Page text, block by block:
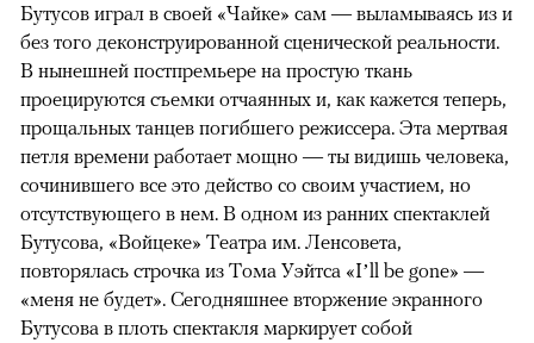
Бутусов играл в своей «Чайке» сам — выламываясь из и
без того деконструированной сценической реальности.
В нынешней постпремьере на простую ткань
проецируются съемки отчаянных и, как кажется теперь,
прощальных танцев погибшего режиссера. Эта мертвая
петля времени работает мощно — ты видишь человека,
сочинившего все это действо со своим участием, но
отсутствующего в нем. В одном из ранних спектаклей
Бутусова, «Войцеке» Театра им. Ленсовета,
повторялась строчка из Тома Уэйтса «I’ll be gone» —
«меня не будет». Сегодняшнее вторжение экранного
Бутусова в плоть спектакля маркирует собой